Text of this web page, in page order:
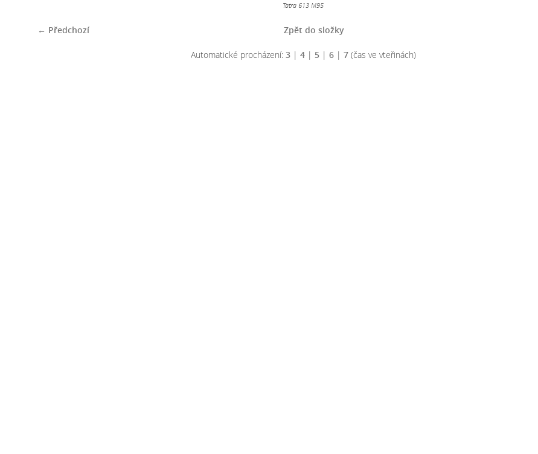
Tatra 613 M95
← Předchozí Zpět do složky
Automatické procházení: 3| 4| 5| 6| 7(čas ve vteřinách)